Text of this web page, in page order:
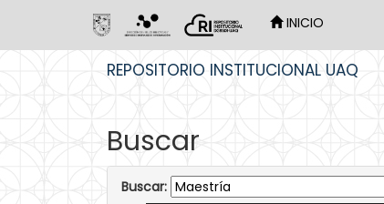
INICIO
REPOSITORIO INSTITUCIONAL UAQ
Buscar
Buscar: